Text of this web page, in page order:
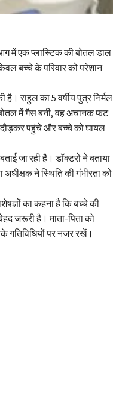
में एक प्लास्टिक की बोतल डाल
बच्चे के परिवार को परेशान
राहुल का 5 वर्षीय पुत्र निर्मल
में गैस बनी, वह अचानक फट
पहुंचे और बच्चे को घायल
जा रही है। डॉक्टरों ने बताया
ने स्थिति की गंभीरता को
का कहना है कि बच्चे की
जरूरी है। माता-पिता को
गतिविधियों पर नजर रखें।